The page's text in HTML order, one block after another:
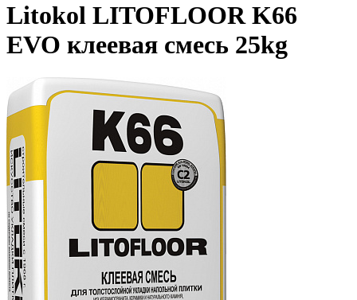
Litokol LITOFLOOR K66
EVO клеевая смесь 25kg